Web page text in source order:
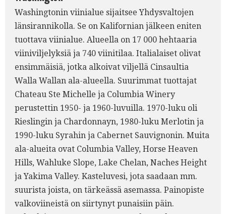
Washingtonin viinialue sijaitsee Yhdysvaltojen
länsirannikolla. Se on Kalifornian jälkeen eniten
tuottava viinialue. Alueella on 17 000 hehtaaria
viiniviljelyksiä ja 740 viinitilaa. Italialaiset olivat
ensimmäisiä, jotka alkoivat viljellä Cinsaultia
Walla Wallan ala-alueella. Suurimmat tuottajat
Chateau Ste Michelle ja Columbia Winery
perustettin 1950- ja 1960-luvuilla. 1970-luku oli
Rieslingin ja Chardonnayn, 1980-luku Merlotin ja
1990-luku Syrahin ja Cabernet Sauvignonin. Muita
ala-alueita ovat Columbia Valley, Horse Heaven
Hills, Wahluke Slope, Lake Chelan, Naches Height
ja Yakima Valley. Kasteluvesi, jota saadaan mm.
suurista joista, on tärkeässä asemassa. Painopiste
valkoviineistä on siirtynyt punaisiin päin.